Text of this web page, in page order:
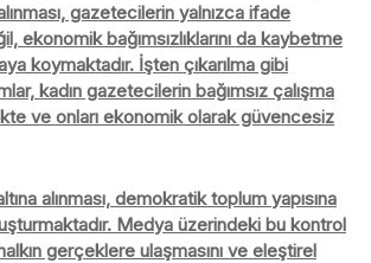
gazetecilerin yalnızca ifade
ekonomik bağımsızlıklarını da kaybetme
koymaktadır. İşten çıkarılma gibi
kadın gazetecilerin bağımsız çalışma
ve onları ekonomik olarak güvencesiz
alınması, demokratik toplum yapısına
Medya üzerindeki bu kontrol
gerçeklere ulaşmasını ve eleştirel